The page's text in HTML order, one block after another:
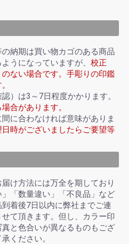
納期は買い物カゴのある商品
うになっていますが、 校正
のない場合です。手彫りの印鑑
）は3～7日程度かかります。
合があります。
に合わなければ意味がありま
時がございましたらご要望等
け方法には万全を期しており
「数量違い」「不良品」など
着後7日以内に弊社までご連
て頂きます。但し、カラー印
と色合いが異なるものもござ
ください。